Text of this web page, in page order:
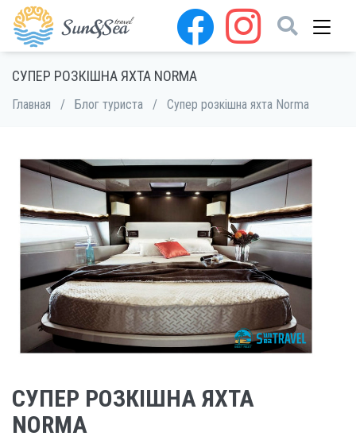
СУПЕР РОЗКІШНА ЯХТА NORMA
Главная / Блог туриста / Супер розкішна яхта Norma
СУПЕР РОЗКІШНА ЯХТА
NORMA